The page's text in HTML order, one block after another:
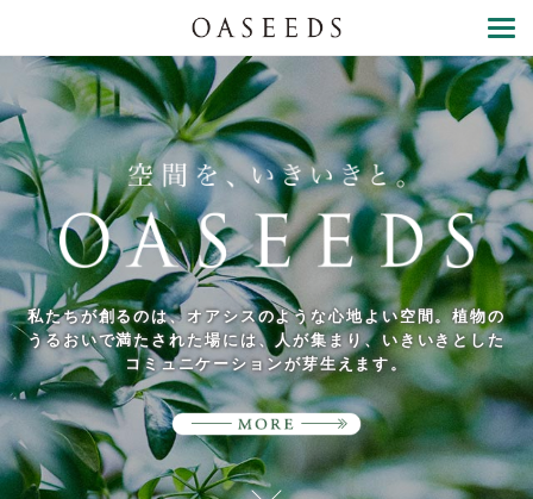
TOP
ABOUT
FAQ
私たちが創るのは、オアシスのような心地よい空間。植物の
うるおいで満たされた場には、人が集まり、 いきいきとした
コミュニケーションが芽生えます。